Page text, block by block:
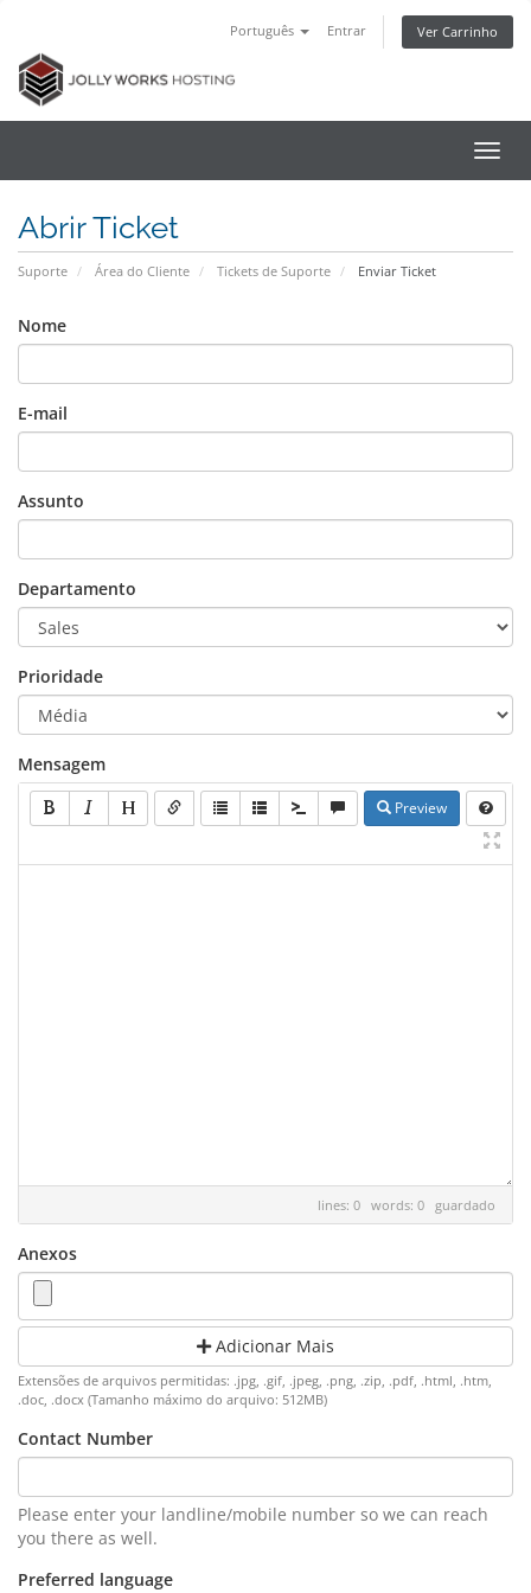
Português Entrar Ver Carrinho
Abrir Ticket
Suporte Área do Cliente Tickets de Suporte Enviar Ticket
Nome
E-mail
Assunto
Departamento
Prioridade
Mensagem
Preview
lines: 0 words: 0 guardado
Anexos
Adicionar Mais
Extensões de arquivos permitidas: .jpg, .gif, .jpeg, .png, .zip, .pdf, .html, .htm,
.doc, .docx (Tamanho máximo do arquivo: 512MB)
Contact Number
Please enter your landline/mobile number so we can reach
you there as well.
Preferred language